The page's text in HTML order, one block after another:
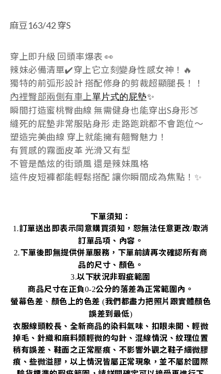
麻豆163/42 穿S
穿上即升級 回頭率爆表 👀
辣妹必備清單✔️穿上它立刻變身性感女神！🔥
獨特的前弧形設計 搭配修身的剪裁超顯腿長！！
內裡臀部兩側有車上單片式的屁墊✨
瞬間打造蜜桃臀曲線 無需健身也能穿出S身形🍑
縫死的屁墊非常服貼身形 走路跑跳都不會跑位～
塑造完美曲線 穿上就能擁有翹臀魅力！
有質感的霧面皮革 光滑又有型
不管是酷炫的街頭風 還是辣妹風格
這件皮短褲都能輕鬆搭配 讓你瞬間成為焦點！✨
下單須知：
1.訂單送出即表示同意購買須知，恕無法任意更改/取消
訂單品項、內容。
2.下單後即無提供併單服務，下單前請再次確認所有商
品的尺寸、顏色。
3.以下狀況非瑕疵範圍
商品尺寸在正負0-2公分的落差為正常範圍內。
螢幕色差 、 顏色上的色差 (我們都盡力把照片跟實體顏色
誤差到最低)
衣服線頭較長、全新商品的染料氣味、扣眼未開、輕微
掉毛、針織和麻料類輕微的勾針、混線情況、紋理位置
稍有誤差、鞋面之正常壓痕、不影響外觀之鞋子細微膠
痕、些微溢膠，以上情況皆屬正常現象，並不屬於國際